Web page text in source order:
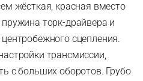
жёсткая, красная вместо
торк-драйвера и
сцепления.
трансмиссии,
с больших оборотов. Грубо